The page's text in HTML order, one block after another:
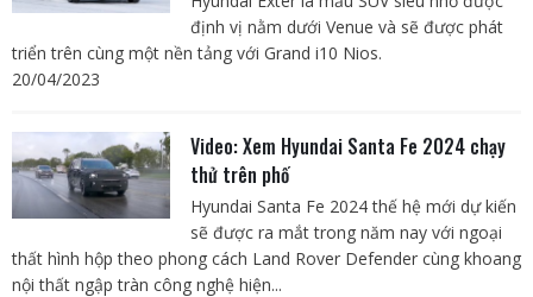
định vị nằm dưới Venue và sẽ được phát
triển trên cùng một nền tảng với Grand i10 Nios.
20/04/2023
Video: Xem Hyundai Santa Fe 2024 chạy
thử trên phố
Hyundai Santa Fe 2024 thế hệ mới dự kiến
sẽ được ra mắt trong năm nay với ngoại
thất hình hộp theo phong cách Land Rover Defender cùng khoang
nội thất ngập tràn công nghệ hiện...